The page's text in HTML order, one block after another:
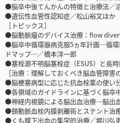
●脳卒中後てんかんの特徴と治療法
●遺伝性血管性認知症／松山裕文ほか
［トピックス］
●脳動脈瘤のデバイス治療：flow
●脳卒中循環器病克服5ヵ年計画─循環
ドマップ─／橋本洋一郎
●塞栓源不明脳塞栓症（ESUS）と長
［治療：理解しておくべき脳血管障害
●脳梗塞病型に応じた抗血栓薬の使い
●各領域のガイドラインに基づく脳卒
●神経内視鏡による脳出血治療─脳出
●頸動脈血栓内膜剥離術とステント治
●くも膜下出血の集学的治療／堀川弘